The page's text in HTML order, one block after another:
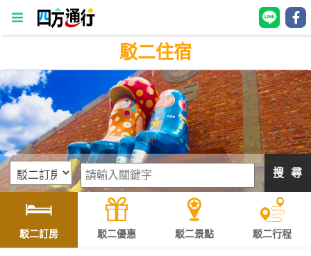
四
方
通
行
訂
房
灣
訂
房
駁二住宿
搜 尋
駁二訂房 駁二優惠 駁二景點 駁二行程